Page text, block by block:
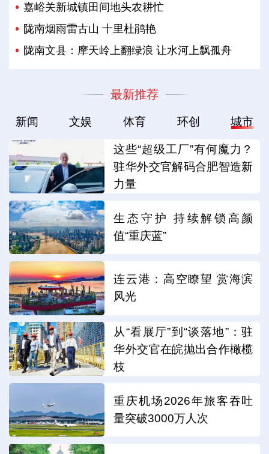
嘉峪关新城镇田间地头农耕忙
陇南烟雨雷古山 十里杜鹃艳
陇南文县：摩天岭上翻绿浪 让水河上飘孤舟
最新推荐
新闻 文娱 体育 环创 城市
这些“超级工厂”有何魔力？
驻华外交官解码合肥智造新
力量
生态守护 持续解锁高颜
值“重庆蓝”
连云港：高空瞭望 赏海滨
风光
从“看展厅”到“谈落地”：驻
华外交官在皖抛出合作橄榄
枝
重庆机场2026年旅客吞吐
量突破3000万人次